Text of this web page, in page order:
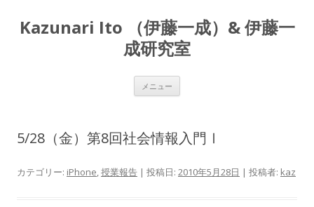
Kazunari Ito （伊藤一成）& 伊藤一
成研究室
メニュー
へ
ス
キ
プ
5/28（金）第8回社会情報入門Ⅰ
カテゴリー: iPhone,授業報告 | 投稿日: 2010年5月28日 | 投稿者: kaz